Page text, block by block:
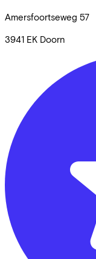
Amersfoortseweg 57
3941 EK Doorn